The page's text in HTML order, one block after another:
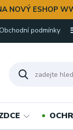
NOVÝ ESHOP
podmínky